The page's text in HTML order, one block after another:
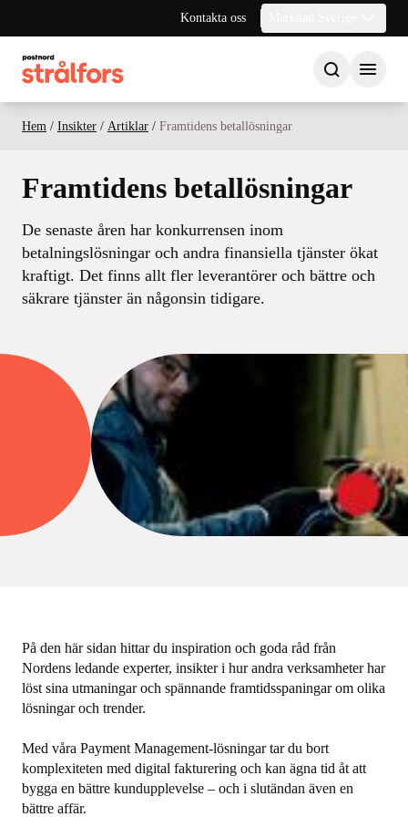
Kontakta oss
Hem / Insikter / Artiklar / Framtidens betallösningar
Framtidens betallösningar
De senaste åren har konkurrensen inom
betalningslösningar och andra finansiella tjänster ökat
kraftigt. Det finns allt fler leverantörer och bättre och
säkrare tjänster än någonsin tidigare.
På den här sidan hittar du inspiration och goda råd från
Nordens ledande experter, insikter i hur andra verksamheter har
löst sina utmaningar och spännande framtidsspaningar om olika
lösningar och trender.
Med våra Payment Management-lösningar tar du bort
komplexiteten med digital fakturering och kan ägna tid åt att
bygga en bättre kundupplevelse – och i slutändan även en
bättre affär.